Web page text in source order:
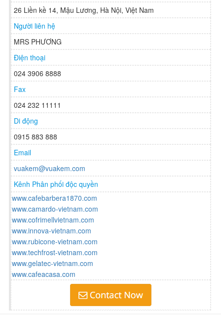
26 Liền kề 14, Mậu Lương, Hà Nội, Việt Nam
Người liên hệ
MRS PHƯƠNG
Điện thoại
024 3906 8888
Fax
024 232 11111
Di động
0915 883 888
Email
vuakem@vuakem.com
Kênh Phân phối độc quyền
www.cafebarbera1870.com
www.camardo-vietnam.com
www.cofrimellvietnam.com
www.innova-vietnam.com
www.rubicone-vietnam.com
www.techfrost-vietnam.com
www.gelatec-vietnam.com
www.cafeacasa.com